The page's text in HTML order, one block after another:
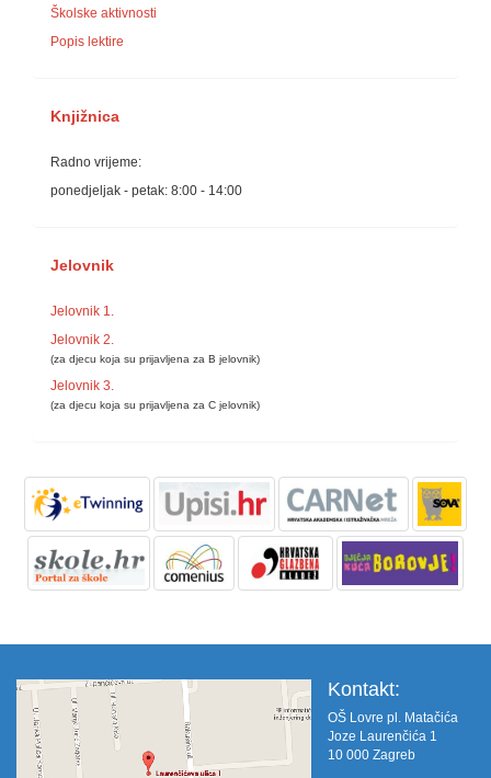
Školske aktivnosti
Popis lektire
Knjižnica
Radno vrijeme:
ponedjeljak - petak: 8:00 - 14:00
Jelovnik
Jelovnik 1.
Jelovnik 2.
(za djecu koja su prijavljena za B jelovnik)
Jelovnik 3.
(za djecu koja su prijavljena za C jelovnik)
Kontakt:
OŠ Lovre pl. Matačića
Joze Laurenčića 1
10 000 Zagreb